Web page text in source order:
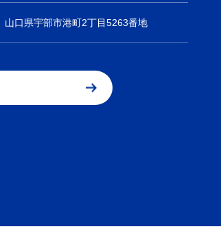
山口県宇部市港町2丁目5263番地